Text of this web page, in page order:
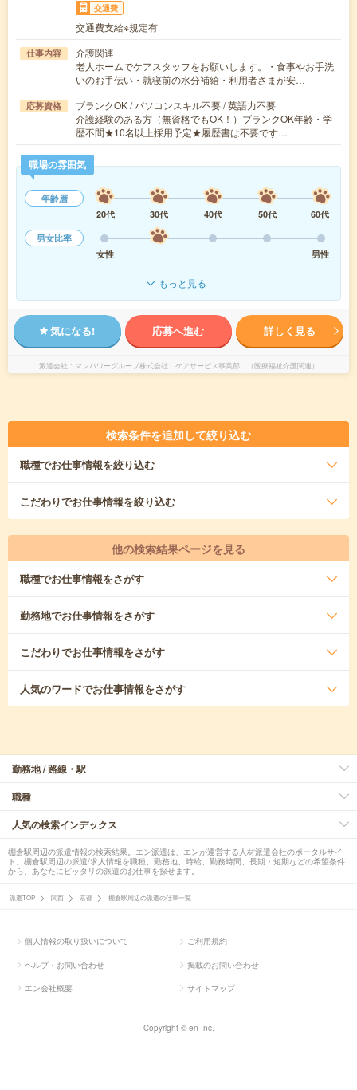
交通費
交通費支給※規定有
仕事内容
介護関連
老人ホームでケアスタッフをお願いします。・食事やお手洗
いのお手伝い・就寝前の水分補給・利用者さまが安…
応募資格
ブランクOK / パソコンスキル不要 / 英語力不要
介護経験のある方（無資格でもOK！）ブランクOK年齢・学
歴不問★10名以上採用予定★履歴書は不要です…
職場の雰囲気
年齢層
20代
30代 40代 50代
60代
男女比率
女性
男性
もっと見る
気になる! 応募へ進む 詳しく見る
派遣会社 マンパワーグループ株式会社 ケアサービス事業部 （医療福祉介護関連）
検索条件を追加して絞り込む
職種でお仕事情報を絞り込む
こだわりでお仕事情報を絞り込む
他の検索結果ページを見る
職種でお仕事情報をさがす
勤務地でお仕事情報をさがす
こだわりでお仕事情報をさがす
人気のワードでお仕事情報をさがす
勤務地 / 路線・駅
職種
人気の検索インデックス
棚倉駅周辺の派遣情報の検索結果。エン派遣は、エンが運営する人材派遣会社のポータルサイ
ト。棚倉駅周辺の派遣/求人情報を職種、勤務地、時給、勤務時間、長期・短期などの希望条件
から、あなたにピッタリの派遣のお仕事を探せます。
派遣TOP 関西 京都 棚倉駅周辺の派遣の仕事一覧
個人情報の取り扱いについて ご利用規約
ヘルプ・お問い合わせ 掲載のお問い合わせ
エン会社概要 サイトマップ
Copyright © en Inc.